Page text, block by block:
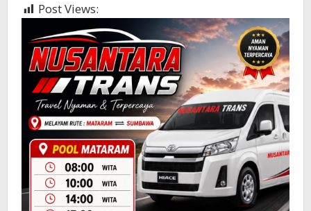
Post Views: